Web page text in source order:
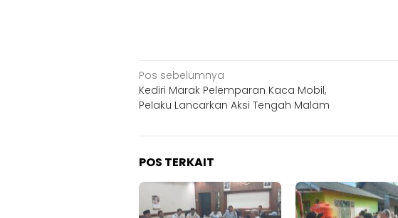
Navigasi
pos
Pos sebelumnya
Kediri Marak Pelemparan Kaca Mobil,
Pelaku Lancarkan Aksi Tengah Malam
POS TERKAIT